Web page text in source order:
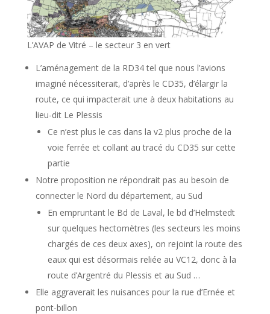
L’AVAP de Vitré – le secteur 3 en vert
L’aménagement de la RD34 tel que nous l’avions
imaginé nécessiterait, d’après le CD35, d’élargir la
route, ce qui impacterait une à deux habitations au
lieu-dit Le Plessis
Ce n’est plus le cas dans la v2 plus proche de la
voie ferrée et collant au tracé du CD35 sur cette
partie
Notre proposition ne répondrait pas au besoin de
connecter le Nord du département, au Sud
En empruntant le Bd de Laval, le bd d’Helmstedt
sur quelques hectomètres (les secteurs les moins
chargés de ces deux axes), on rejoint la route des
eaux qui est désormais reliée au VC12, donc à la
route d’Argentré du Plessis et au Sud …
Elle aggraverait les nuisances pour la rue d’Ernée et
pont-billon